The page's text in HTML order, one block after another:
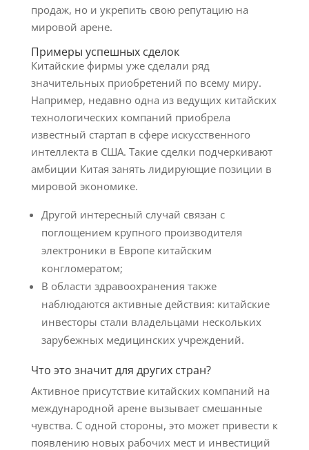
продаж, но и укрепить свою репутацию на
мировой арене.
Примеры успешных сделок
Китайские фирмы уже сделали ряд
значительных приобретений по всему миру.
Например, недавно одна из ведущих китайских
технологических компаний приобрела
известный стартап в сфере искусственного
интеллекта в США. Такие сделки подчеркивают
амбиции Китая занять лидирующие позиции в
мировой экономике.
Другой интересный случай связан с
поглощением крупного производителя
электроники в Европе китайским
конгломератом;
В области здравоохранения также
наблюдаются активные действия: китайские
инвесторы стали владельцами нескольких
зарубежных медицинских учреждений.
Что это значит для других стран?
Активное присутствие китайских компаний на
международной арене вызывает смешанные
чувства. С одной стороны, это может привести к
появлению новых рабочих мест и инвестиций